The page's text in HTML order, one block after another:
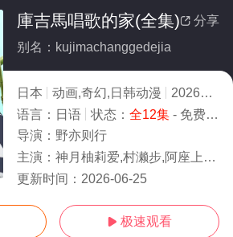
 分享
庫吉馬唱歌的家(全集)
别名：kujimachanggedejia
日本 动画,奇幻,日韩动漫 2026
8.0
语言： 日语 状态： 全12集- 免费在线观看
导演： 野亦则行
主演： 神月柚莉爱,村濑步,阿座上洋平,白石凉子,野岛裕史,稗田宁宁
更新时间： 2026-06-25
 极速观看